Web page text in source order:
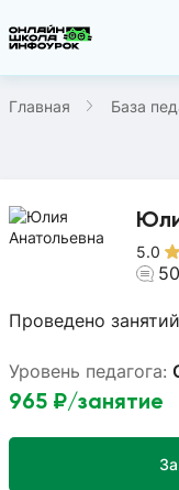
Главная База
5.0
50
Проведено
Уровень педагога:
965 ₽/занятие